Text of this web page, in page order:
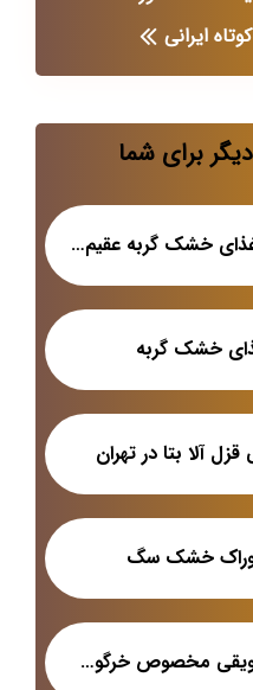
ایرانی
برای شما
فروشگاه توزیع غذای خشک گربه عقیم شده
خشک گربه
آلا بتا در تهران
خشک سگ
قیمت غذای تشویقی مخصوص خرگوش خانگی